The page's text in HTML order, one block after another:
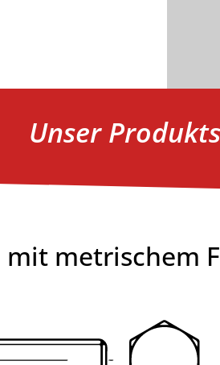
Unser
metrischem